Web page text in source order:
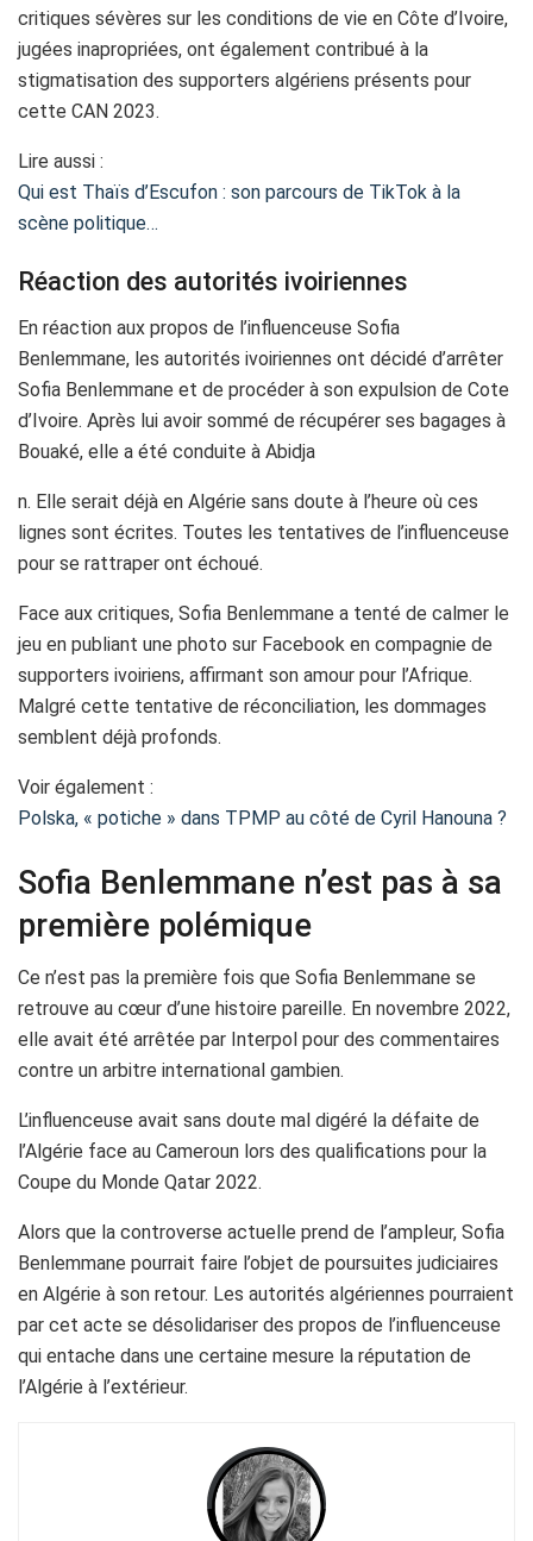
critiques sévères sur les conditions de vie en Côte d’Ivoire,
jugées inapropriées, ont également contribué à la
stigmatisation des supporters algériens présents pour
cette CAN 2023.
Lire aussi :
Qui est Thaïs d’Escufon : son parcours de TikTok à la
scène politique…
Réaction des autorités ivoiriennes
En réaction aux propos de l’influenceuse Sofia
Benlemmane, les autorités ivoiriennes ont décidé d’arrêter
Sofia Benlemmane et de procéder à son expulsion de Cote
d’Ivoire. Après lui avoir sommé de récupérer ses bagages à
Bouaké, elle a été conduite à Abidja
n. Elle serait déjà en Algérie sans doute à l’heure où ces
lignes sont écrites. Toutes les tentatives de l’influenceuse
pour se rattraper ont échoué.
Face aux critiques, Sofia Benlemmane a tenté de calmer le
jeu en publiant une photo sur Facebook en compagnie de
supporters ivoiriens, affirmant son amour pour l’Afrique.
Malgré cette tentative de réconciliation, les dommages
semblent déjà profonds.
Voir également :
Polska, « potiche » dans TPMP au côté de Cyril Hanouna ?
Sofia Benlemmane n’est pas à sa
première polémique
Ce n’est pas la première fois que Sofia Benlemmane se
retrouve au cœur d’une histoire pareille. En novembre 2022,
elle avait été arrêtée par Interpol pour des commentaires
contre un arbitre international gambien.
L’influenceuse avait sans doute mal digéré la défaite de
l’Algérie face au Cameroun lors des qualifications pour la
Coupe du Monde Qatar 2022.
Alors que la controverse actuelle prend de l’ampleur, Sofia
Benlemmane pourrait faire l’objet de poursuites judiciaires
en Algérie à son retour. Les autorités algériennes pourraient
par cet acte se désolidariser des propos de l’influenceuse
qui entache dans une certaine mesure la réputation de
l’Algérie à l’extérieur.